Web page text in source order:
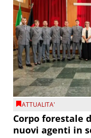
ATTUALITA'
Corpo forestale
nuovi agenti in